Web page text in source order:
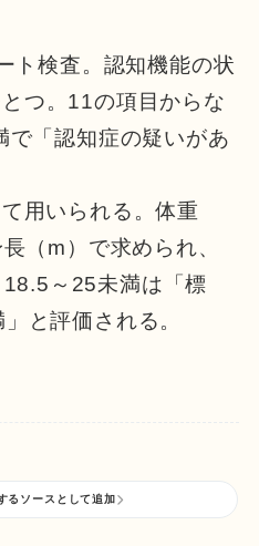
ト検査。認知機能の状
つ。11の項目からな
で「認知症の疑いがあ
用いられる。体重
（m）で求められ、
～25未満は「標
と評価される。
るソースとして追加